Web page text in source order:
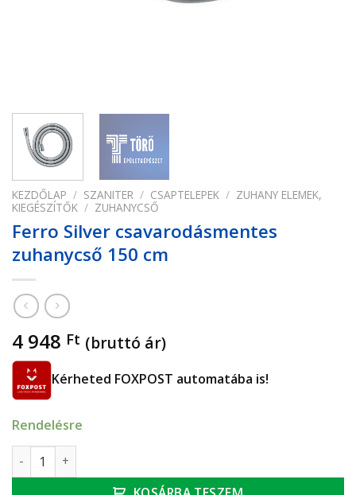
KEZDŐLAP / SZANITER / CSAPTELEPEK / ZUHANY ELEMEK,
KIEGÉSZÍTŐK / ZUHANYCSŐ
Ferro Silver csavarodásmentes
zuhanycső 150 cm
4 948 Ft (bruttó ár)
Kérheted FOXPOST automatába is!
Rendelésre
Ferro Silver csavarodásmentes zuhanycső 150 cm